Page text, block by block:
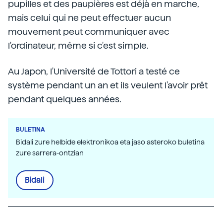
pupilles et des paupières est déjà en marche,
mais celui qui ne peut effectuer aucun
mouvement peut communiquer avec
l'ordinateur, même si c'est simple.
Au Japon, l'Université de Tottori a testé ce
système pendant un an et ils veulent l'avoir prêt
pendant quelques années.
BULETINA
Bidali zure helbide elektronikoa eta jaso asteroko buletina
zure sarrera-ontzian
Bidali